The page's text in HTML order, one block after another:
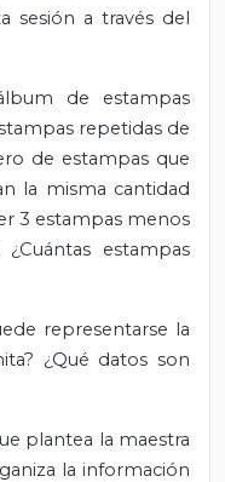
sesión a través del
de estampas
repetidas de
de estampas que
la misma cantidad
3 estampas menos
estampas
representarse la
¿Qué datos son
plantea la maestra
la información